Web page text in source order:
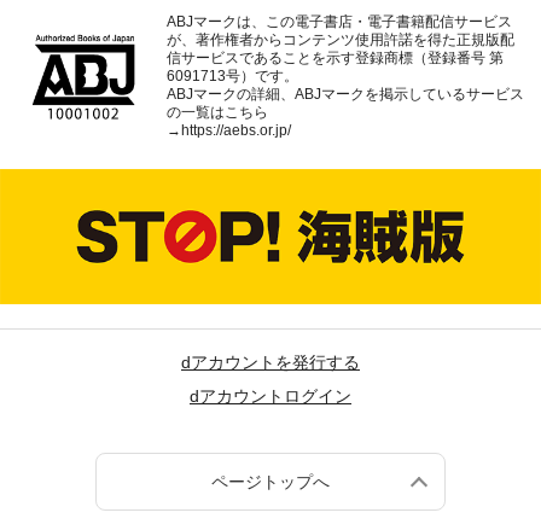
ABJマークは、この電子書店・電子書籍配信サービス
が、著作権者からコンテンツ使用許諾を得た正規版配
信サービスであることを示す登録商標（登録番号 第
6091713号）です。
ABJマークの詳細、ABJマークを掲示しているサービス
の一覧はこちら
→ https://aebs.or.jp/
dアカウントを発行する
dアカウントログイン
ページトップへ